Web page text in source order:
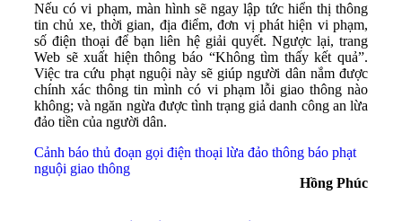
Nếu có vi phạm, màn hình sẽ ngay lập tức hiển thị thông
tin chủ xe, thời gian, địa điểm, đơn vị phát hiện vi phạm,
số điện thoại để bạn liên hệ giải quyết. Ngược lại, trang
Web sẽ xuất hiện thông báo “Không tìm thấy kết quả”.
Việc tra cứu phạt nguội này sẽ giúp người dân nắm được
chính xác thông tin mình có vi phạm lỗi giao thông nào
không; và ngăn ngừa được tình trạng giả danh công an lừa
đảo tiền của người dân.
Cảnh báo thủ đoạn gọi điện thoại lừa đảo thông báo phạt
nguội giao thông
Hồng Phúc